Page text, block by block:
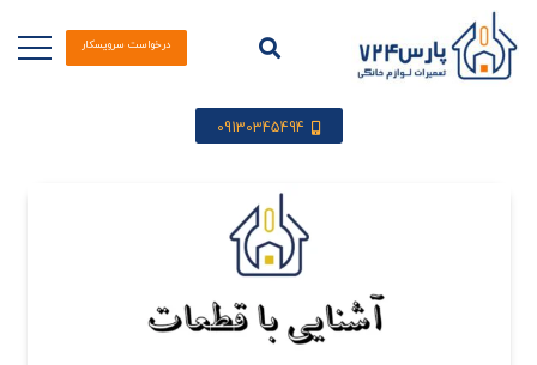
درخواست سرویسکار
09130345494